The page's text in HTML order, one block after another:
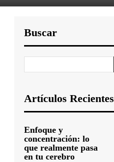
Buscar
Artículos Recientes
Enfoque y
concentración: lo
que realmente pasa
en tu cerebro